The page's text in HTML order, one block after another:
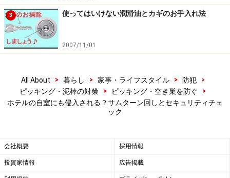
もちろん、室内にいるときは、鍵は必ずかけているはず
ですが（ホテルの客室ではオートロック、ドアを閉める
だけで施錠できるタイプが多い）、ドアチェーンが設置
おけば、仮にサムターンを回されて開錠されてしまって
も室内に侵入することはかなり困難になるからです（チ
ェーンを切り外す手口もありますが大きな音がするなど
それでは、ホテルに宿泊する際に、どうすれば侵入被
害、窃盗被害を防げるか、その注意点、できる対策を次
3 使ってはいけない潤滑油とカギのお手入れ法
2007/11/01
All About > 暮らし > 家事・ライフスタイル > 防犯
>
ピッキング・泥棒の対策
> ピッキング・空き巣を防ぐ
>
ホテルの自室にも侵入される？サムターン回しとセキュリティチェ
ック
会社概要 採用情報
投資家情報 広告掲載